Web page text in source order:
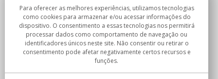
Sobre nosotros
Compromissos
Compras
Para oferecer as melhores experiências, utilizamos tecnologias
como cookies para armazenar e/ou acessar informações do
dispositivo. O consentimento a essas tecnologias nos permitirá
processar dados como comportamento de navegação ou
identificadores únicos neste site. Não consentir ou retirar o
consentimento pode afetar negativamente certos recursos e
funções.